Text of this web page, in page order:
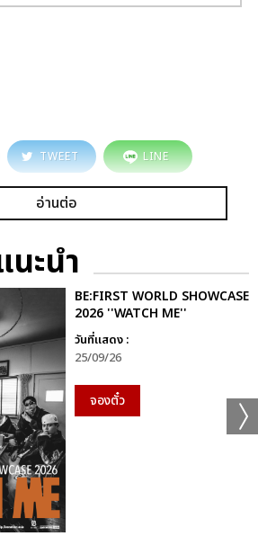
TWEET LINE
อ่านต่อ
นะนำ
BE:FIRST WORLD SHOWCASE
2026 ''WATCH ME''
วันที่แสดง :
25/09/26
จองตั๋ว